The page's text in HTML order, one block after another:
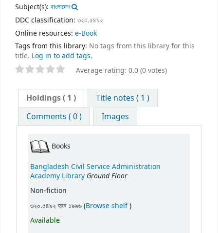
Subject(s): বাংলাদেশ
DDC classification: ৩২০.৫৪৯২
Online resources: e-Book
Tags from this library: No tags from this library for this
title. Log in to add tags.
Average rating: 0.0 (0 votes)
Holdings( 1 )
Title notes ( 1 )
Comments ( 0 )
Images
Books
Bangladesh Civil Service Administration
Academy Library Ground Floor
Non-fiction
৩২০.৫৪৯২ হরব ১৯৯৬ (Browse shelf(Opens below)
)
Available